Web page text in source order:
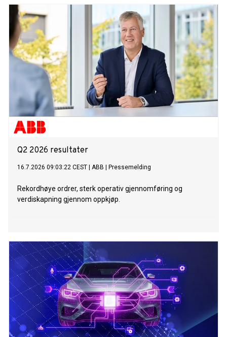
Q2 2026 resultater
16.7.2026 09:03:22 CEST ABB Pressemelding
Rekordhøye ordrer, sterk operativ gjennomføring og
verdiskapning gjennom oppkjøp.